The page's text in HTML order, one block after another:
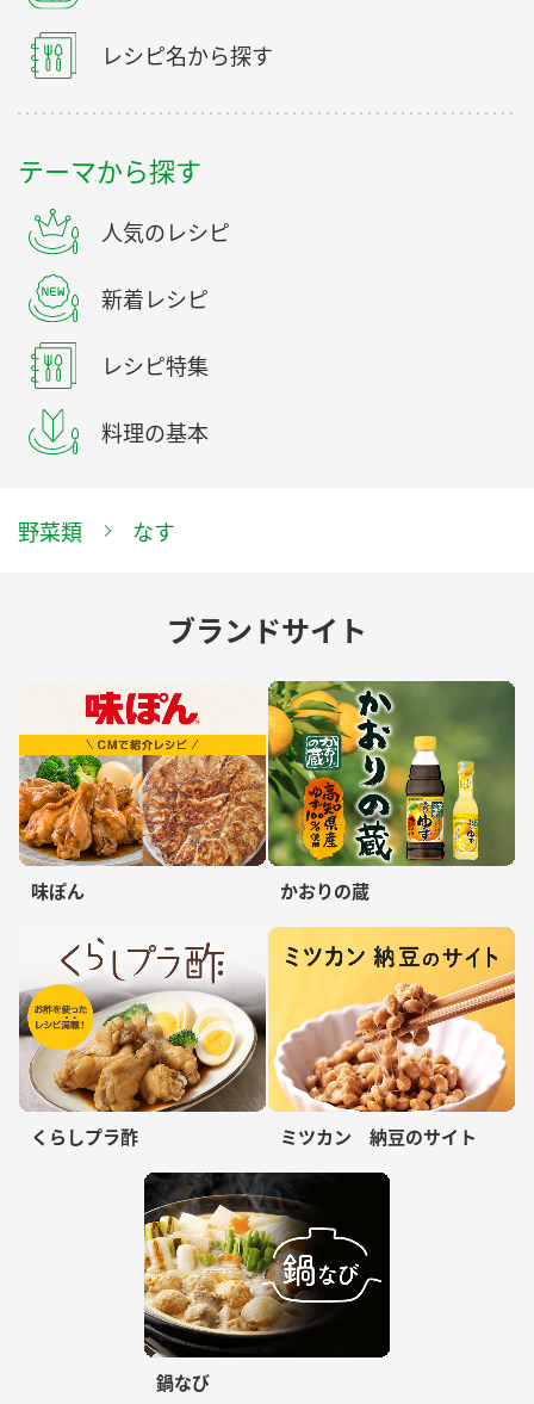
レシピ名から探す
テーマから探す
人気のレシピ
新着レシピ
レシピ特集
料理の基本
野菜類 なす
ブランドサイト
味ぽん かおりの蔵
くらしプラ酢 ミツカン 納豆のサイト
鍋なび